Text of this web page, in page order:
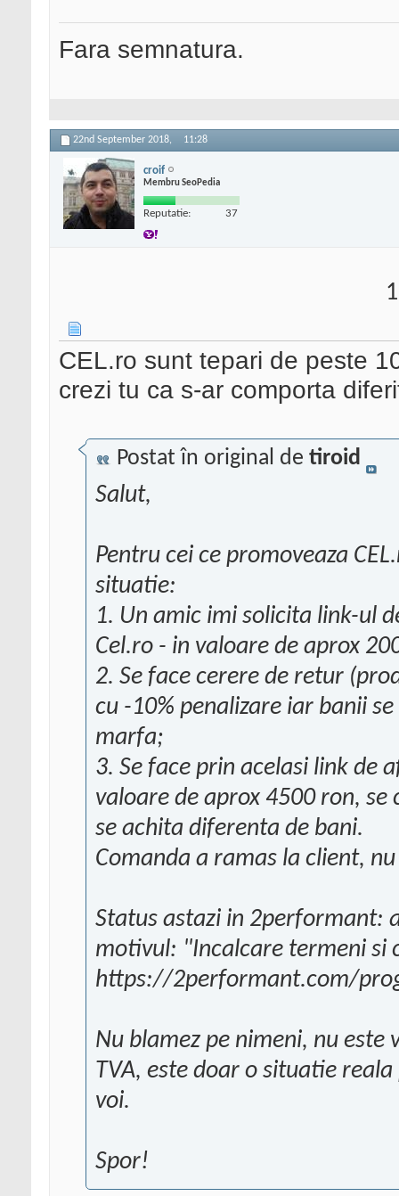
Fara semnatura.
22nd September 2018, 11:28
croif
Membru SeoPedia
Reputatie: 37
CEL.ro sunt tepari de peste
crezi tu ca s-ar comporta
Postat în original de tiroid
Salut,
Pentru cei ce promoveaza
situatie:
1. Un amic imi solicita link-ul
Cel.ro - in valoare de aprox
2. Se face cerere de retur
cu -10% penalizare iar banii
marfa;
3. Se face prin acelasi link de
valoare de aprox 4500 ron,
se achita diferenta de bani.
Comanda a ramas la client,
Status astazi in 2performant:
motivul: "Incalcare termeni si
https://2performant.com/
Nu blamez pe nimeni, nu este
TVA, este doar o situatie
voi.
Spor!